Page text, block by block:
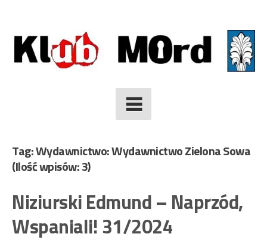
to
content
Tag: Wydawnictwo: Wydawnictwo Zielona Sowa
(Ilość wpisów: 3)
Niziurski Edmund – Naprzód,
Wspaniali! 31/2024